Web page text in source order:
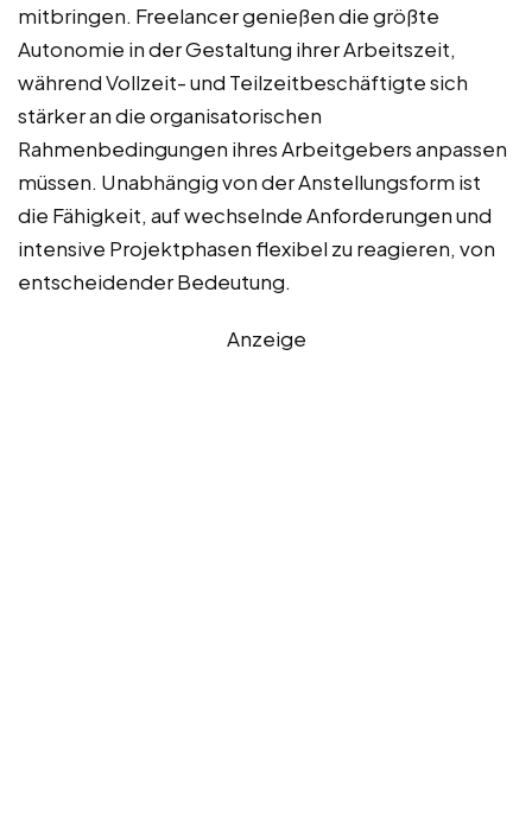
mitbringen. Freelancer genießen die größte
Autonomie in der Gestaltung ihrer Arbeitszeit,
während Vollzeit- und Teilzeitbeschäftigte sich
stärker an die organisatorischen
Rahmenbedingungen ihres Arbeitgebers anpassen
müssen. Unabhängig von der Anstellungsform ist
die Fähigkeit, auf wechselnde Anforderungen und
intensive Projektphasen flexibel zu reagieren, von
entscheidender Bedeutung.
Anzeige